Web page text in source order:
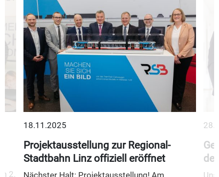
2.
18.11.2025
Projektausstellung zur Regional-
Stadtbahn Linz offiziell eröffnet
Nächster Halt: Projektausstellung! Am